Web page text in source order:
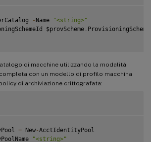
- Name
"<string>"
$provScheme .
di macchine utilizzando la modalità
con un modello di profilo macchina
di archiviazione crittografata:
= New-AcctIdentityPool
"<string>"